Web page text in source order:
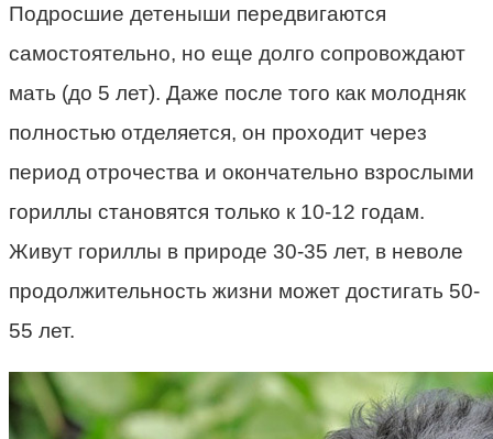
Подросшие детеныши передвигаются
самостоятельно, но еще долго сопровождают
мать (до 5 лет). Даже после того как молодняк
полностью отделяется, он проходит через
период отрочества и окончательно взрослыми
гориллы становятся только к 10-12 годам.
Живут гориллы в природе 30-35 лет, в неволе
продолжительность жизни может достигать 50-
55 лет.